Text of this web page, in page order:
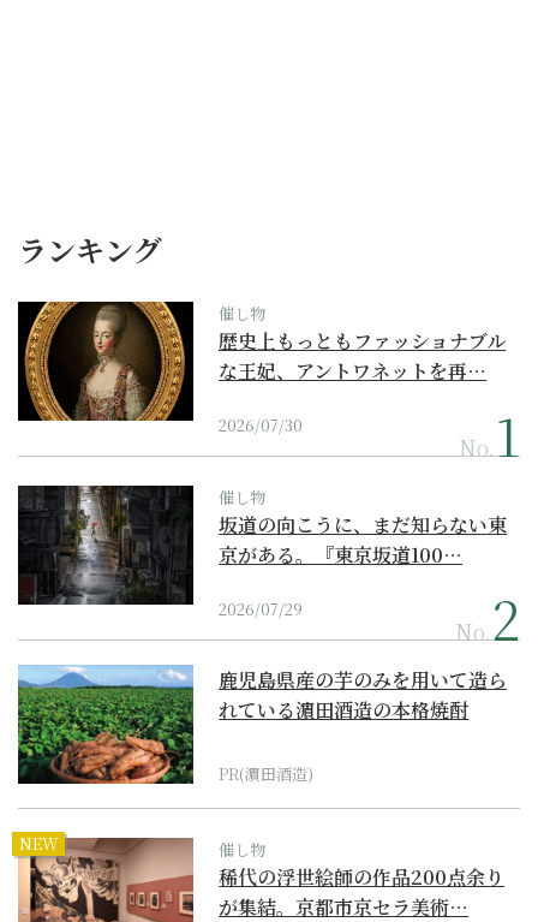
ランキング
催し物
歴史上もっともファッショナブル
な王妃、アントワネットを再…
2026/07/30
No.
催し物
坂道の向こうに、まだ知らない東
京がある。『東京坂道100…
2026/07/29
No.
鹿児島県産の芋のみを用いて造ら
れている濵田酒造の本格焼酎
PR(濵田酒造)
NEW 催し物
稀代の浮世絵師の作品200点余り
が集結。京都市京セラ美術…